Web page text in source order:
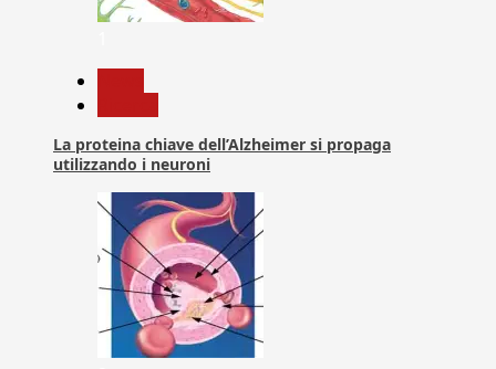
La proteina chiave dell’Alzheimer si propaga
utilizzando i neuroni